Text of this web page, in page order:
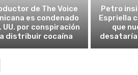
de The Voice
es condenado
UU. por conspiración
distribuir cocaína
Petro
Espriella
que
desataría